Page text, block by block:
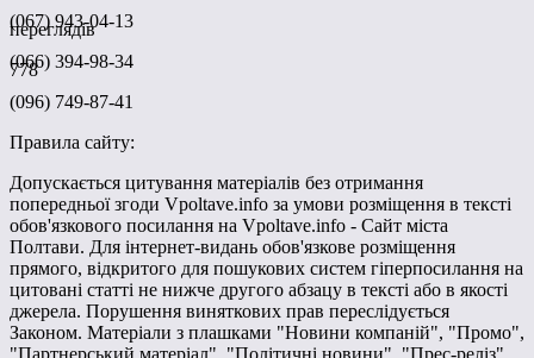
переглядів
778
(067) 943-04-13
(066) 394-98-34
(096) 749-87-41
Правила сайту:
Допускається цитування матеріалів без отримання
попередньої згоди Vpoltave.info за умови розміщення в тексті
обов'язкового посилання на Vpoltave.info - Сайт міста
Полтави. Для інтернет-видань обов'язкове розміщення
прямого, відкритого для пошукових систем гіперпосилання на
цитовані статті не нижче другого абзацу в тексті або в якості
джерела. Порушення виняткових прав переслідується
Законом. Матеріали з плашками "Новини компаній", "Промо",
"Партнерський матеріал", "Політичні новини", "Прес-реліз"